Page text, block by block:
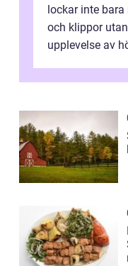
lockar inte
och klippor
upplevelse av